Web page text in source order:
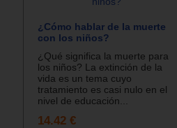
¿Cómo hablar de la muerte
con los niños?
¿Qué significa la muerte para
los niños? La extinción de la
vida es un tema cuyo
tratamiento es casi nulo en el
nivel de educación...
14.42 €